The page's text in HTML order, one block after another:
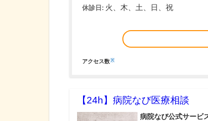
休診日: 火、木、土、日、祝
アクセス数※
【24h】 病院なび医療相談
病院なび公式サービ